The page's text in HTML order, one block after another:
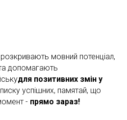
мовний потенціал,
допомагають
для позитивних змін у
успішних, памятай, що
- прямо зараз!